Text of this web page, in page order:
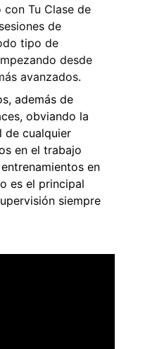
con Tu Clase de
de
tipo de
desde
avanzados.
además de
obviando la
de cualquier
en el trabajo
en
es el principal
siempre